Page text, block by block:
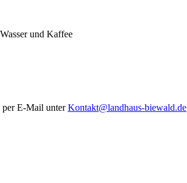
und Kaffee
per E-Mail unterKontakt@landhaus-biewald.de